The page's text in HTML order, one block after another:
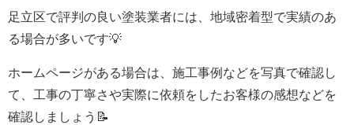
足立区で評判の良い塗装業者には、地域密着型で実績のあ
る場合が多いです💡
ホームページがある場合は、施工事例などを写真で確認し
て、工事の丁寧さや実際に依頼をしたお客様の感想などを
確認しましょう📝